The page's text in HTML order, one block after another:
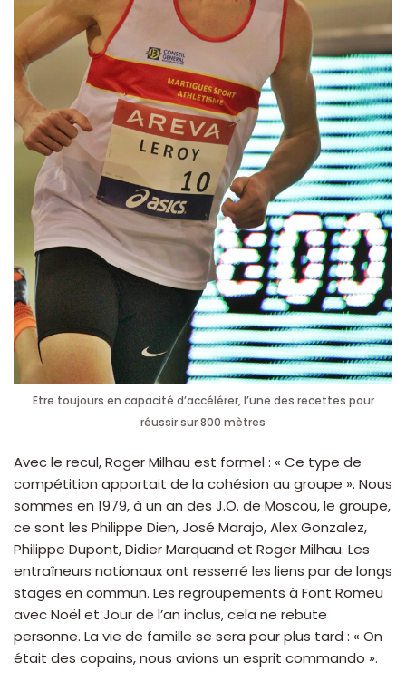
Etre toujours en capacité d’accélérer, l’une des recettes pour
réussir sur 800 mètres
Avec le recul, Roger Milhau est formel : « Ce type de
compétition apportait de la cohésion au groupe ». Nous
sommes en 1979, à un an des J.O. de Moscou, le groupe,
ce sont les Philippe Dien, José Marajo, Alex Gonzalez,
Philippe Dupont, Didier Marquand et Roger Milhau. Les
entraîneurs nationaux ont resserré les liens par de longs
stages en commun. Les regroupements à Font Romeu
avec Noël et Jour de l’an inclus, cela ne rebute
personne. La vie de famille se sera pour plus tard : « On
était des copains, nous avions un esprit commando ».